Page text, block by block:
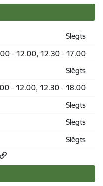
Slēgts
- 12.00, 12.30 - 17.00
Slēgts
- 12.00, 12.30 - 18.00
Slēgts
Slēgts
Slēgts